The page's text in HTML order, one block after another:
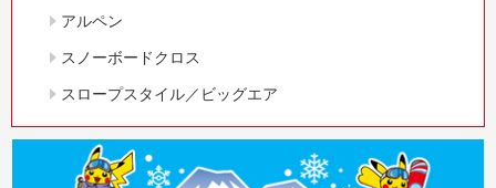
アルペン
スノーボードクロス
スロープスタイル／ビッグエア